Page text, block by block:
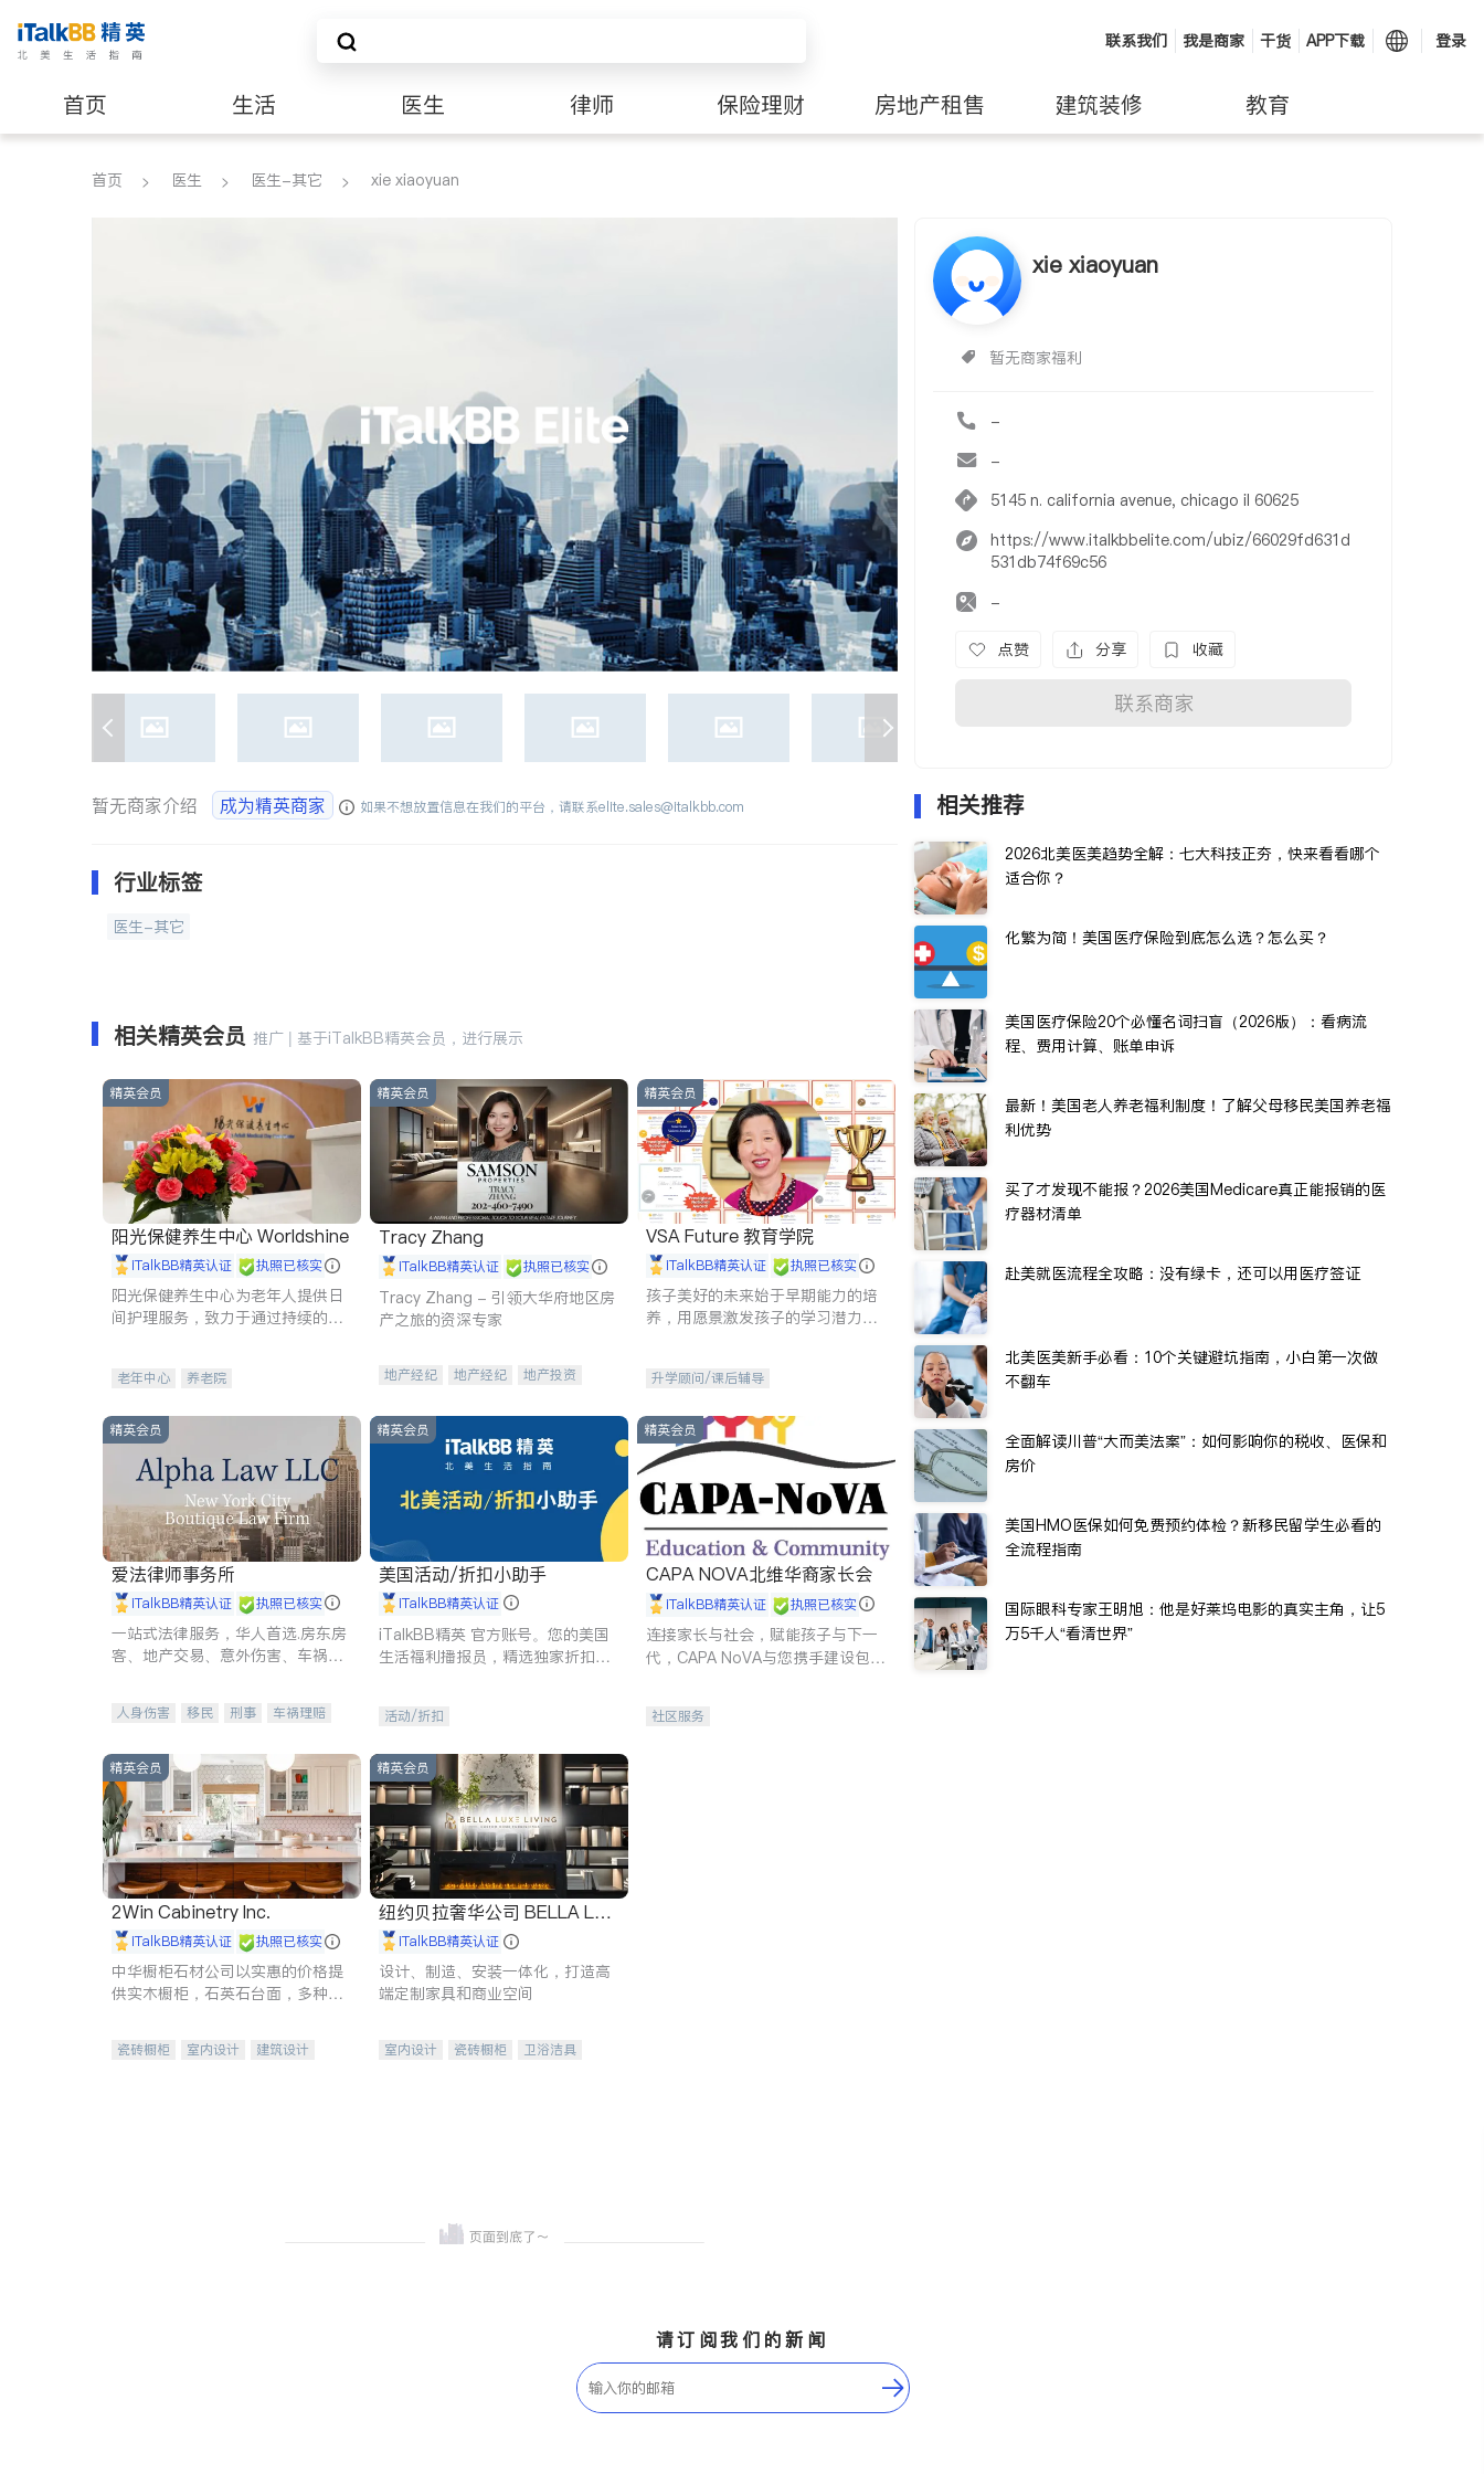
联系我们 我是商家 干货 APP下载 登录
首页 生活 医生 律师 保险理财 房地产租售 建筑装修 教育
养老 非盈利组织
首页 医生 医生-其它 xie xiaoyuan
xie xiaoyuan
暂无商家福利
-
-
5145 n. california avenue, chicago il 60625
https://www.italkbbelite.com/ubiz/66029fd631d
531db74f69c56
-
点赞 分享 收藏
联系商家
暂无商家介绍 成为精英商家 如果不想放置信息在我们的平台，请联系elite.sales@italkbb.com
行业标签
医生-其它
相关精英会员 推广 | 基于iTalkBB精英会员，进行展示
精英会员
阳光保健养生中心 Worldshine
iTalkBB精英认证 执照已核实
阳光保健养生中心为老年人提供日
间护理服务，致力于通过持续的护
老年中心 养老院
精英会员
Tracy Zhang
iTalkBB精英认证 执照已核实
Tracy Zhang - 引领大华府地区房
产之旅的资深专家
地产经纪 地产经纪
地产投资
精英会员
VSA Future 教育学院
iTalkBB精英认证 执照已核实
孩子美好的未来始于早期能力的培
养，用愿景激发孩子的学习潜力和
升学顾问/课后辅导
精英会员
爱法律师事务所
iTalkBB精英认证 执照已核实
一站式法律服务，华人首选.房东房
客、地产交易、意外伤害、车祸重
人身伤害 移民 刑事
车祸理赔
商标注册
索赔 律师-其它 保释
精英会员
美国活动/折扣小助手
iTalkBB精英认证
iTalkBB精英 官方账号。您的美国
生活福利播报员，精选独家折扣、
活动/折扣
精英会员
CAPA NOVA北维华裔家长会
iTalkBB精英认证 执照已核实
连接家长与社会，赋能孩子与下一
代，CAPA NoVA与您携手建设包
社区服务
精英会员
2Win Cabinetry Inc.
iTalkBB精英认证 执照已核实
中华橱柜石材公司以实惠的价格提
供实木橱柜，石英石台面，多种优
机。品质厨房，家的选择。
瓷砖橱柜 室内设计
建筑设计
精英会员
纽约贝拉奢华公司 BELLA LUX
E iTalkBB精英认证
设计、制造、安装一体化，打造高
端定制家具和商业空间
室内设计 瓷砖橱柜
卫浴洁具
相关推荐
2026北美医美趋势全解：七大科技正夯，快来看看哪个
适合你？
化繁为简！美国医疗保险到底怎么选？怎么买？
美国医疗保险20个必懂名词扫盲（2026版）：看病流
程、费用计算、账单申诉
最新！美国老人养老福利制度！了解父母移民美国养老福
利优势
买了才发现不能报？2026美国Medicare真正能报销的医
疗器材清单
赴美就医流程全攻略：没有绿卡，还可以用医疗签证
北美医美新手必看：10个关键避坑指南，小白第一次做
不翻车
全面解读川普“大而美法案”：如何影响你的税收、医保和
房价
美国HMO医保如何免费预约体检？新移民留学生必看的
全流程指南
国际眼科专家王明旭：他是好莱坞电影的真实主角，让5
万5千人“看清世界”
请订阅我们的新闻